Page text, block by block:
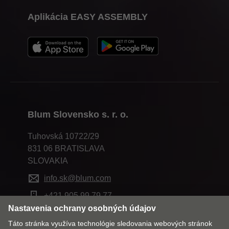
Blum Slovensko s. r. o.
Tuhovská 10722/29
831 06 BRATISLAVA
SLOVAKIA
info.sk@blum.com
+421 905 99 79 77
Aplikácia EASY ASSEMBLY